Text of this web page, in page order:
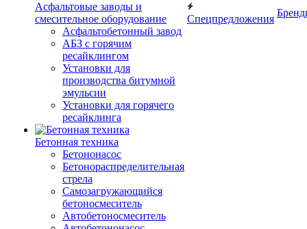
Асфальтовые заводы и
смесительное оборудование
Асфальтобетонный завод
АБЗ с горячим
ресайклингом
Установки для
производства битумной
эмульсии
Установки для горячего
ресайклинга
Бетонная техника
Бетононасос
Бетонораспределительная
стрела
Самозагружающийся
бетоносмеситель
Автобетоносмеситель
Спецпредложения